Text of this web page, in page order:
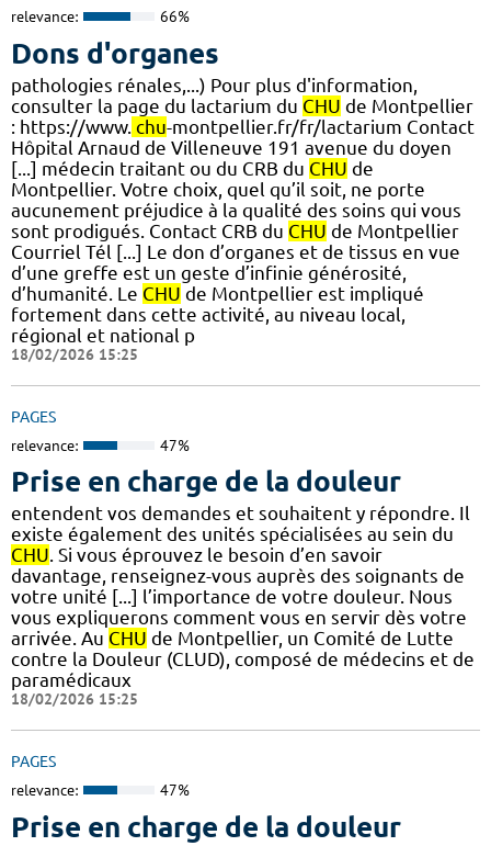
relevance: 66%
Dons d'organes
pathologies rénales,...) Pour plus d'information,
consulter la page du lactarium du CHU de Montpellier
: https://www. chu-montpellier.fr/fr/lactarium Contact
Hôpital Arnaud de Villeneuve 191 avenue du doyen
[...] médecin traitant ou du CRB du CHU de
Montpellier. Votre choix, quel qu’il soit, ne porte
aucunement préjudice à la qualité des soins qui vous
sont prodigués. Contact CRB du CHU de Montpellier
Courriel Tél [...] Le don d’organes et de tissus en vue
d’une greffe est un geste d’infinie générosité,
d’humanité. Le CHU de Montpellier est impliqué
fortement dans cette activité, au niveau local,
régional et national p
18/02/2026 15:25
PAGES
relevance: 47%
Prise en charge de la douleur
entendent vos demandes et souhaitent y répondre. Il
existe également des unités spécialisées au sein du
CHU. Si vous éprouvez le besoin d’en savoir
davantage, renseignez-vous auprès des soignants de
votre unité [...] l’importance de votre douleur. Nous
vous expliquerons comment vous en servir dès votre
arrivée. Au CHU de Montpellier, un Comité de Lutte
contre la Douleur (CLUD), composé de médecins et de
paramédicaux
18/02/2026 15:25
PAGES
relevance: 47%
Prise en charge de la douleur